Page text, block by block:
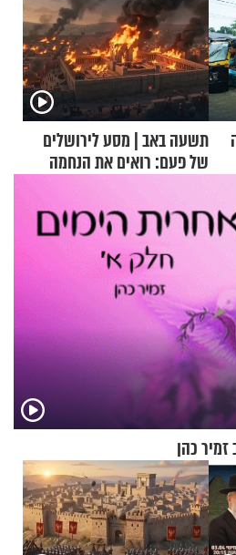
תשעה באב | מסע לירושלים
של פעם: רואים את הנחמה
כהן